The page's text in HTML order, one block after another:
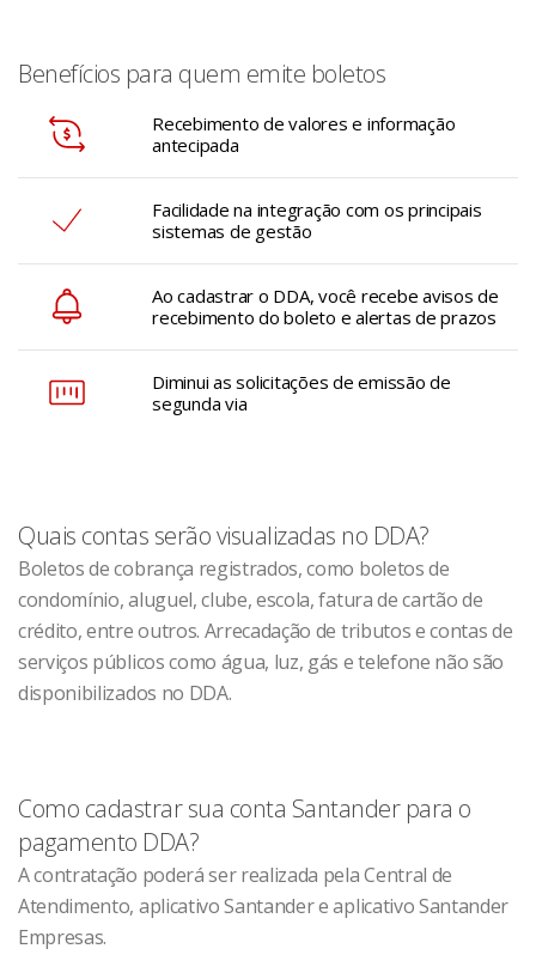
Benefícios para quem emite boletos
Recebimento de valores e informação
antecipada
Facilidade na integração com os principais
sistemas de gestão
Ao cadastrar o DDA, você recebe avisos de
recebimento do boleto e alertas de prazos
Diminui as solicitações de emissão de
segunda via
Quais contas serão visualizadas no DDA?
Boletos de cobrança registrados, como boletos de
condomínio, aluguel, clube, escola, fatura de cartão de
crédito, entre outros. Arrecadação de tributos e contas de
serviços públicos como água, luz, gás e telefone não são
disponibilizados no DDA.
Como cadastrar sua conta Santander para o
pagamento DDA?
A contratação poderá ser realizada pela Central de
Atendimento, aplicativo Santander e aplicativo Santander
Empresas.